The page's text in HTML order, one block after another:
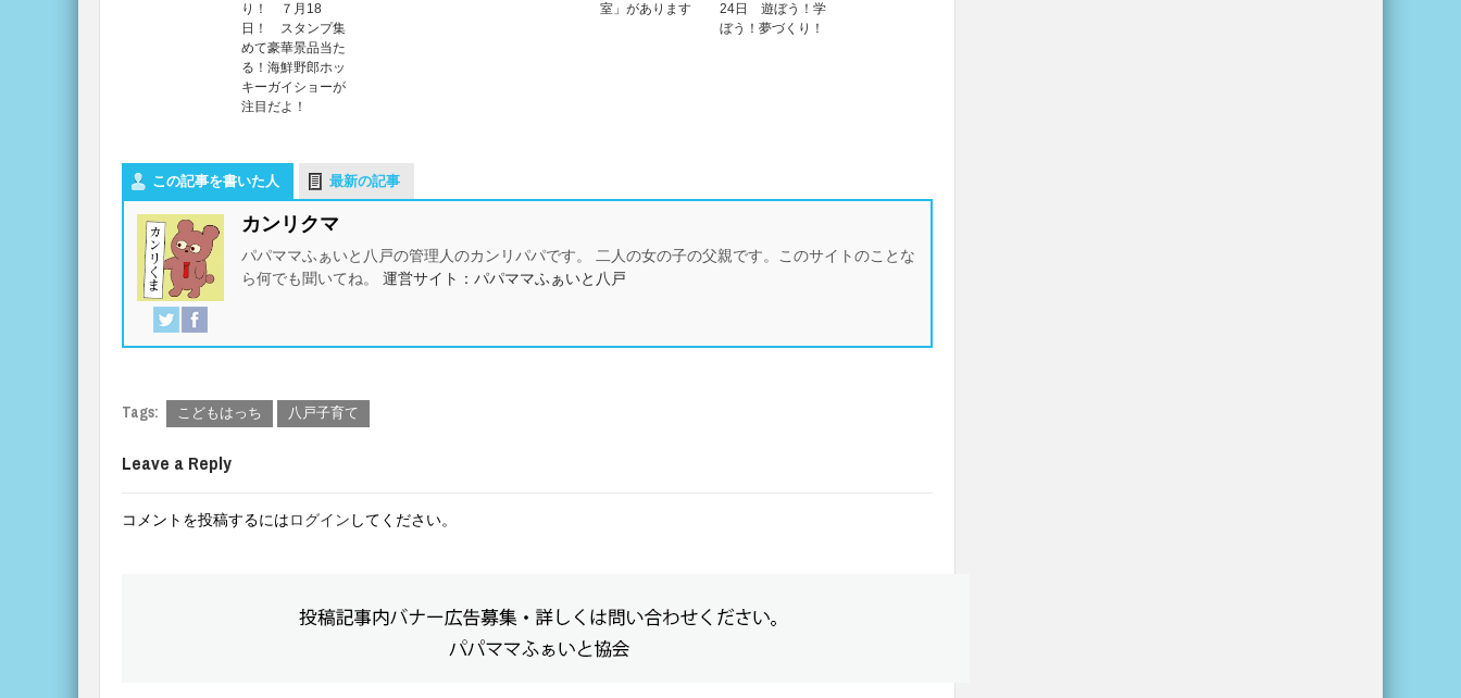
り！ ７月18
日！ スタンプ集
めて豪華景品当た
る！海鮮野郎ホッ
キーガイショーが
注目だよ！
室」があります
24日 遊ぼう！学
ぼう！夢づくり！
この記事を書いた人 最新の記事
カンリクマ
パパママふぁいと八戸の管理人のカンリパパです。 二人の女の子の父親です。このサイトのことな
ら何でも聞いてね。 運営サイト：パパママふぁいと八戸
Tags: こどもはっち 八戸子育て
Leave a Reply
コメントを投稿するにはログイン してください。